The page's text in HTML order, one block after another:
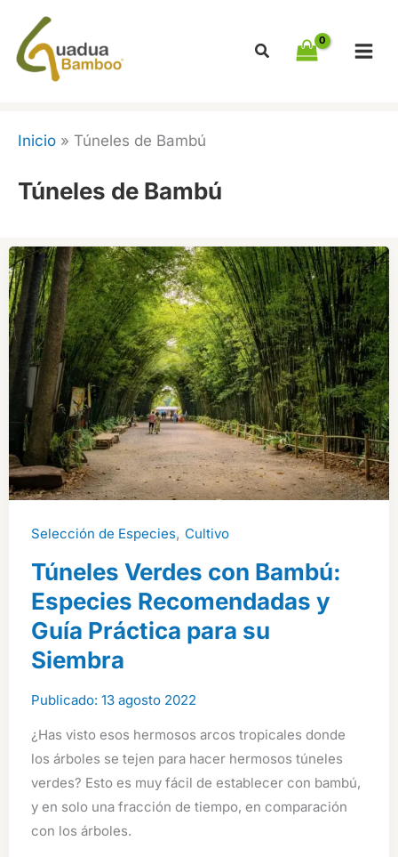
contenido
Inicio » Túneles de Bambú
Túneles de Bambú
Selección de Especies, Cultivo
Túneles Verdes con Bambú:
Especies Recomendadas y
Guía Práctica para su
Siembra
13 agosto 2022
¿Has visto esos hermosos arcos tropicales donde
los árboles se tejen para hacer hermosos túneles
verdes? Esto es muy fácil de establecer con bambú,
y en solo una fracción de tiempo, en comparación
con los árboles.